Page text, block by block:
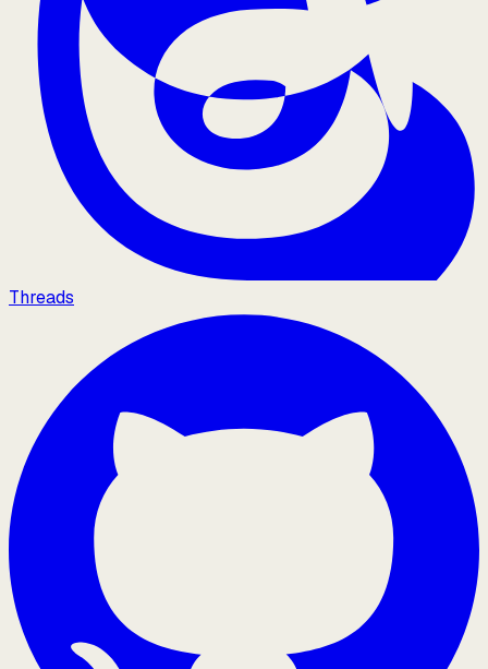
Threads